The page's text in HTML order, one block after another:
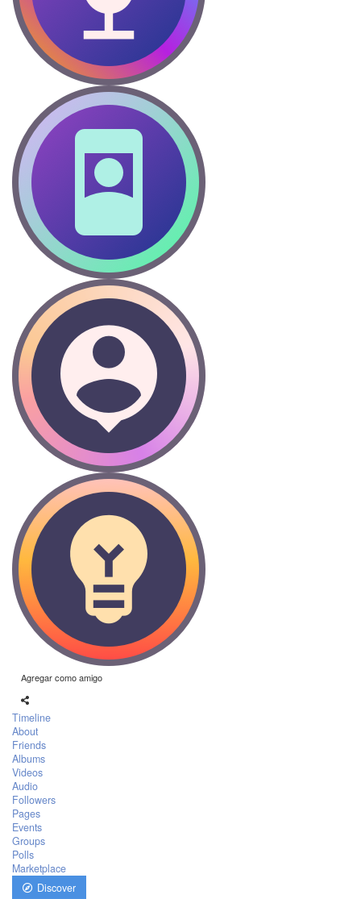
Agregar como amigo
Timeline
About
Friends
Albums
Videos
Audio
Followers
Pages
Events
Groups
Polls
Marketplace
Discover